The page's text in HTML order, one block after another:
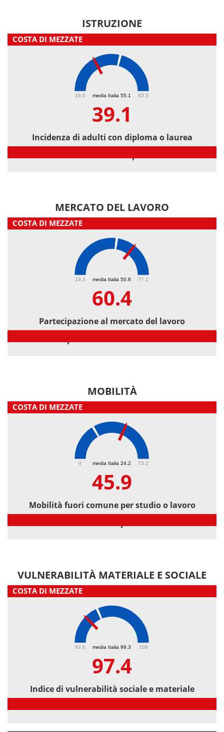
ISTRUZIONE
COSTA DI MEZZATE
media Italia 55.1
16.5 83.5
39.1
Incidenza di adulti con diploma o laurea
MERCATO DEL LAVORO
COSTA DI MEZZATE
media Italia 50.8
19.3 77.1
60.4
Partecipazione al mercato del lavoro
MOBILITÀ
COSTA DI MEZZATE
media Italia 24.2
0 73.2
45.9
Mobilità fuori comune per studio o lavoro
VULNERABILITÀ MATERIALE E SOCIALE
COSTA DI MEZZATE
media Italia 99.3
93.6 109
97.4
Indice di vulnerabilità sociale e materiale